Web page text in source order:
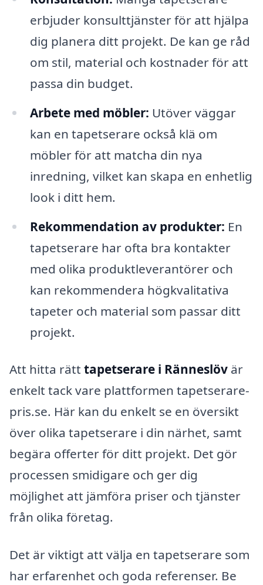
erbjuder konsulttjänster för att hjälpa
dig planera ditt projekt. De kan ge råd
om stil, material och kostnader för att
passa din budget.
Arbete med möbler: Utöver väggar
kan en tapetserare också klä om
möbler för att matcha din nya
inredning, vilket kan skapa en enhetlig
look i ditt hem.
Rekommendation av produkter: En
tapetserare har ofta bra kontakter
med olika produktleverantörer och
kan rekommendera högkvalitativa
tapeter och material som passar ditt
projekt.
Att hitta rätt tapetserare i Ränneslöv är
enkelt tack vare plattformen tapetserare-
pris.se. Här kan du enkelt se en översikt
över olika tapetserare i din närhet, samt
begära offerter för ditt projekt. Det gör
processen smidigare och ger dig
möjlighet att jämföra priser och tjänster
från olika företag.
Det är viktigt att välja en tapetserare som
har erfarenhet och goda referenser. Be